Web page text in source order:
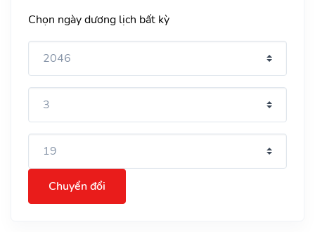
Chọn ngày dương lịch bất kỳ
Chuyển đổi